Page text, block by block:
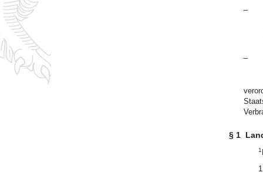
–
–
§ 1
1